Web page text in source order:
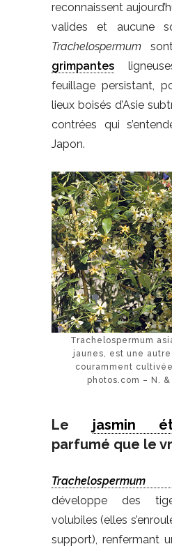
reconnaissent
valides et aucune
Trachelospermum
grimpantes
feuillage persistant,
lieux boisés d’Asie
contrées qui
Japon.
Trachelospermum
jaunes, est une
couramment
photos.com – N. &
Le jasmin
parfumé que le
développe des
volubiles (elles
support), renfermant